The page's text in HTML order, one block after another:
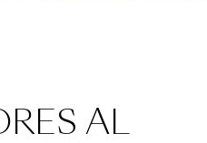
AL